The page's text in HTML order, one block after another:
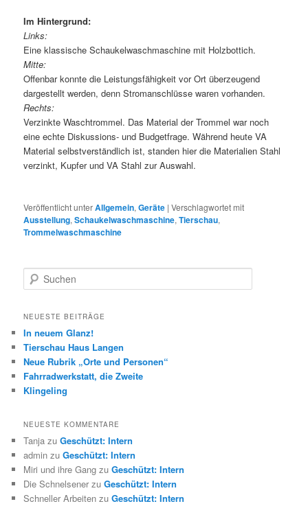
Im Hintergrund:
Links:
Eine klassische Schaukelwaschmaschine mit Holzbottich.
Mitte:
Offenbar konnte die Leistungsfähigkeit vor Ort überzeugend
dargestellt werden, denn Stromanschlüsse waren vorhanden.
Rechts:
Verzinkte Waschtrommel. Das Material der Trommel war noch
eine echte Diskussions- und Budgetfrage. Während heute VA
Material selbstverständlich ist, standen hier die Materialien Stahl
verzinkt, Kupfer und VA Stahl zur Auswahl.
Veröffentlicht unterAllgemein,Geräte |Verschlagwortet mit
Ausstellung,Schaukelwaschmaschine,Tierschau,
Trommelwaschmaschine
u
h
n
NEUESTE BEITRÄGE
In neuem Glanz!
Tierschau Haus Langen
Neue Rubrik „Orte und Personen“
Fahrradwerkstatt, die Zweite
Klingeling
NEUESTE KOMMENTARE
Tanja zuGeschützt: Intern
admin zuGeschützt: Intern
Miri und ihre Gang zuGeschützt: Intern
Die Schnelsener zuGeschützt: Intern
Schneller Arbeiten zuGeschützt: Intern